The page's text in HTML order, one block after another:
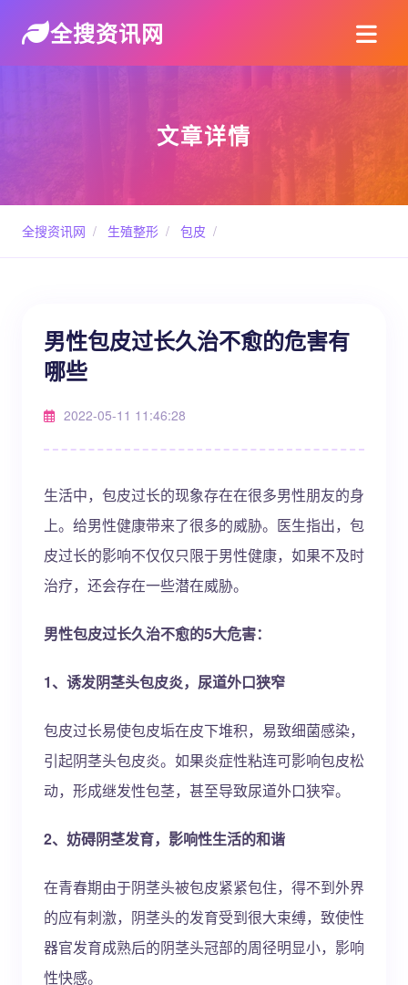
全搜资讯网
文章详情
全搜资讯网 / 生殖整形 / 包皮 /
男性包皮过长久治不愈的危害有
哪些
2022-05-11 11:46:28
生活中，包皮过长的现象存在在很多男性朋友的身
上。给男性健康带来了很多的威胁。医生指出，包
皮过长的影响不仅仅只限于男性健康，如果不及时
治疗，还会存在一些潜在威胁。
男性包皮过长久治不愈的5大危害：
1、诱发阴茎头包皮炎，尿道外口狭窄
包皮过长易使包皮垢在皮下堆积，易致细菌感染，
引起阴茎头包皮炎。如果炎症性粘连可影响包皮松
动，形成继发性包茎，甚至导致尿道外口狭窄。
2、妨碍阴茎发育，影响性生活的和谐
在青春期由于阴茎头被包皮紧紧包住，得不到外界
的应有刺激，阴茎头的发育受到很大束缚，致使性
器官发育成熟后的阴茎头冠部的周径明显小，影响
性快感。